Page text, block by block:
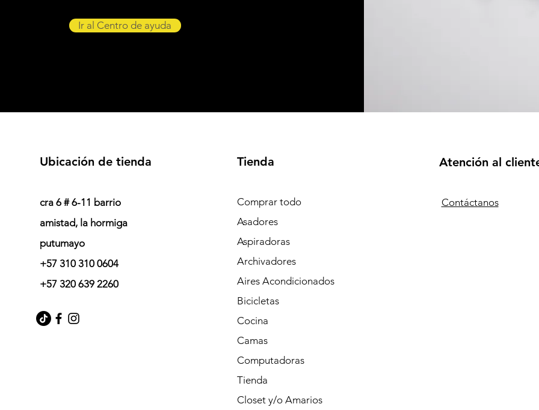
Ir al Centro de ayuda
Ubicación de tienda
cra 6 # 6-11 barrio
amistad, la hormiga
putumayo
+57 310 310 0604
+57 320 639 2260
Tienda
Comprar todo
Asadores
Aspiradoras
Archivadores
Aires Acondicionados
Bicicletas
Cocina
Camas
Computadoras
Tienda
Closet y/o Amarios
Atención al
Contáctanos